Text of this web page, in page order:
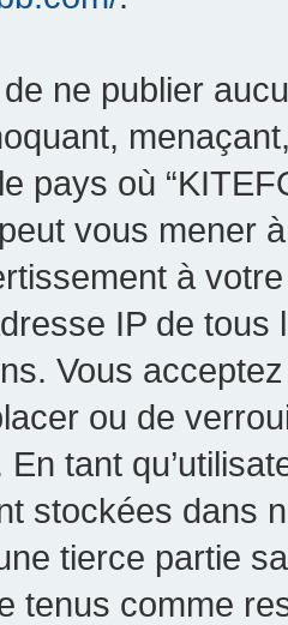
ne publier
pays où
vous mener
à
IP de
Vous
ou de
tant
stockées dans
tierce partie
tenus comme